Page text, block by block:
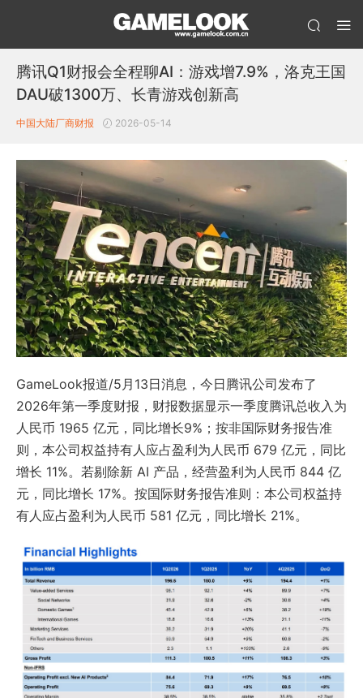
腾讯Q1财报会全程聊AI：游戏增7.9%，洛克王国
DAU破1300万、长青游戏创新高
中国大陆厂商财报 2026-05-14
GameLook报道/5月13日消息，今日腾讯公司发布了
2026年第一季度财报，财报数据显示一季度腾讯总收入为
人民币 1965 亿元，同比增长9%；按非国际财务报告准
则，本公司权益持有人应占盈利为人民币 679 亿元，同比
增长 11%。若剔除新 AI 产品，经营盈利为人民币 844 亿
元，同比增长 17%。按国际财务报告准则：本公司权益持
有人应占盈利为人民币 581 亿元，同比增长 21%。